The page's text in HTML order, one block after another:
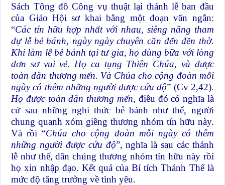
Sách Tông đồ Công vụ thuật lại thánh lễ ban đầu
của Giáo Hội sơ khai bằng một đoạn văn ngắn:
“Các tín hữu hợp nhất với nhau, siêng năng tham
dự lễ bẻ bánh, ngày ngày chuyên cần đến đền thờ.
Khi làm lễ bẻ bánh tại tư gia, họ dùng bữa với lòng
đơn sơ vui vẻ. Họ ca tụng Thiên Chúa, và được
toàn dân thương mến. Và Chúa cho cộng đoàn mỗi
ngày có thêm những người được cứu độ” (Cv 2,42).
Họ được toàn dân thương mến, điều đó có nghĩa là
cứ sau những nghi thức bẻ bánh như thế, người
chung quanh xóm giềng thương nhóm tín hữu này.
Và rồi “Chúa cho cộng đoàn mỗi ngày có thêm
những người được cứu độ”, nghĩa là sau các thánh
lễ như thế, dân chúng thương nhóm tín hữu này rồi
họ xin nhập đạo. Kết quả của Bí tích Thánh Thể là
mức độ tăng trưởng về tình yêu.